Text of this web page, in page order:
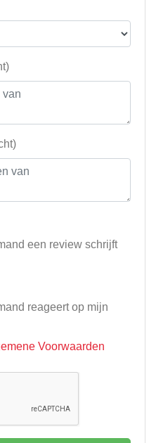
een review schrijft
reageert op mijn
Voorwaarden